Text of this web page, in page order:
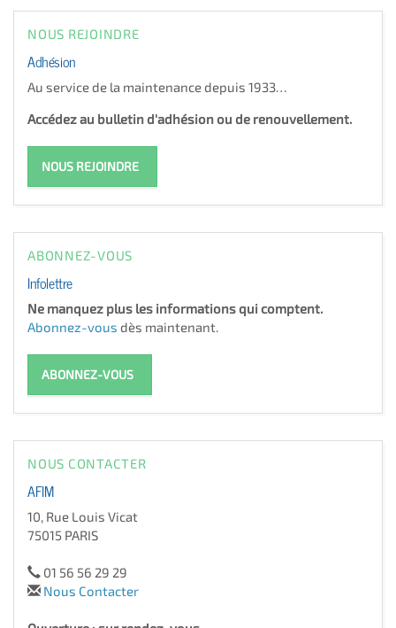
NOUS REJOINDRE
Adhésion
Au service de la maintenance depuis 1933…
Accédez au bulletin d'adhésion ou de renouvellement.
NOUS REJOINDRE
ABONNEZ-VOUS
Infolettre
Ne manquez plus les informations qui comptent.
Abonnez-vous dès maintenant.
ABONNEZ-VOUS
NOUS CONTACTER
AFIM
10, Rue Louis Vicat
75015 PARIS
01 56 56 29 29
Nous Contacter